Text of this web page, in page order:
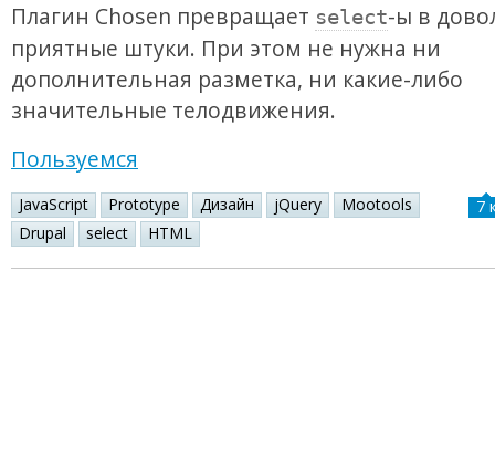
Плагин Chosen превращает select-ы в
приятные штуки. При этом не нужна ни
дополнительная разметка, ни какие-либо
значительные телодвижения.
Пользуемся
JavaScript Prototype Дизайн jQuery
Mootools
Drupal
select HTML
7